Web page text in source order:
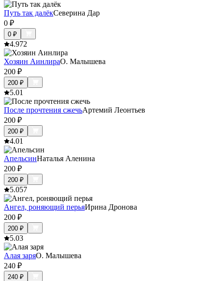
Путь так далёкСеверина Дар
0 ₽
0 ₽
4.972
Хозяин АинлираО. Малышева
200 ₽
200 ₽
5.01
После прочтения сжечьАртемий Леонтьев
200 ₽
200 ₽
4.01
АпельсинНаталья Аленина
200 ₽
200 ₽
5.057
Ангел, роняющий перьяИрина Дронова
200 ₽
200 ₽
5.03
Алая заряО. Малышева
240 ₽
240 ₽